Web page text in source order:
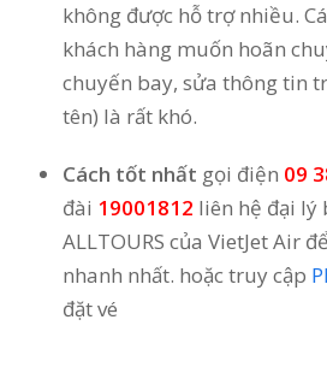
không được hỗ trợ nhiều.
khách hàng muốn hoãn
chuyến bay, sửa thông tin
tên) là rất khó.
Cách tốt nhất gọi điện 09
đài 19001812 liên hệ đại lý
ALLTOURS của VietJet Air
nhanh nhất. hoặc truy cập
đặt vé